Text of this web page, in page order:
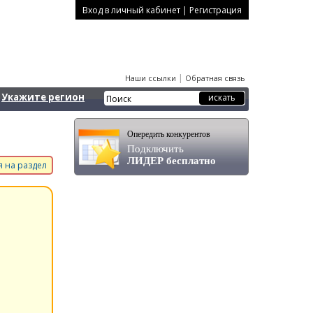
Вход в личный кабинет | Регистрация
Наши ссылки | Обратная связь
Укажите регион
на раздел
Опередить конкурентов
Подключить
ЛИДЕР бесплатно